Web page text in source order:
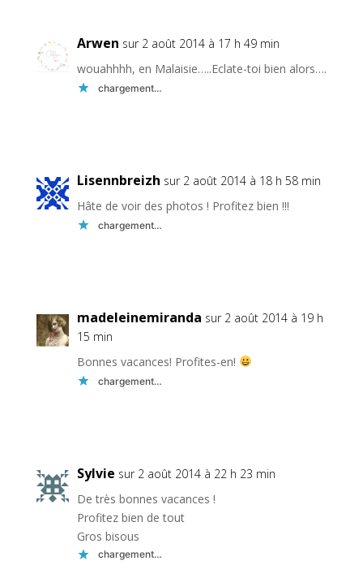
Arwen sur 2 août 2014 à 17 h 49 min
wouahhhh, en Malaisie…..Eclate-toi bien alors….
chargement…
Lisennbreizh sur 2 août 2014 à 18 h 58 min
Hâte de voir des photos ! Profitez bien !!!
chargement…
madeleinemiranda sur 2 août 2014 à 19 h
15 min
Bonnes vacances! Profites-en!
chargement…
Sylvie sur 2 août 2014 à 22 h 23 min
De très bonnes vacances !
Profitez bien de tout
Gros bisous
chargement…